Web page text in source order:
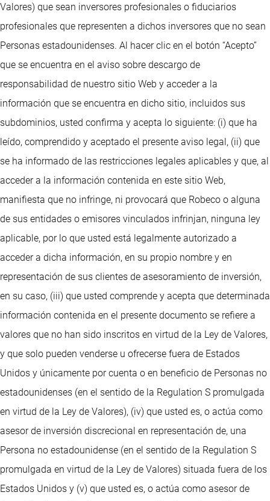
Valores) que sean inversores profesionales o fiduciarios
profesionales que representen a dichos inversores que no sean
Personas estadounidenses. Al hacer clic en el botón “Acepto”
que se encuentra en el aviso sobre descargo de
responsabilidad de nuestro sitio Web y acceder a la
información que se encuentra en dicho sitio, incluidos sus
subdominios, usted confirma y acepta lo siguiente: (i) que ha
leído, comprendido y aceptado el presente aviso legal, (ii) que
se ha informado de las restricciones legales aplicables y que, al
acceder a la información contenida en este sitio Web,
manifiesta que no infringe, ni provocará que Robeco o alguna
de sus entidades o emisores vinculados infrinjan, ninguna ley
aplicable, por lo que usted está legalmente autorizado a
acceder a dicha información, en su propio nombre y en
representación de sus clientes de asesoramiento de inversión,
en su caso, (iii) que usted comprende y acepta que determinada
información contenida en el presente documento se refiere a
valores que no han sido inscritos en virtud de la Ley de Valores,
y que solo pueden venderse u ofrecerse fuera de Estados
Unidos y únicamente por cuenta o en beneficio de Personas no
estadounidenses (en el sentido de la Regulation S promulgada
en virtud de la Ley de Valores), (iv) que usted es, o actúa como
asesor de inversión discrecional en representación de, una
Persona no estadounidense (en el sentido de la Regulation S
promulgada en virtud de la Ley de Valores) situada fuera de los
Estados Unidos y (v) que usted es, o actúa como asesor de